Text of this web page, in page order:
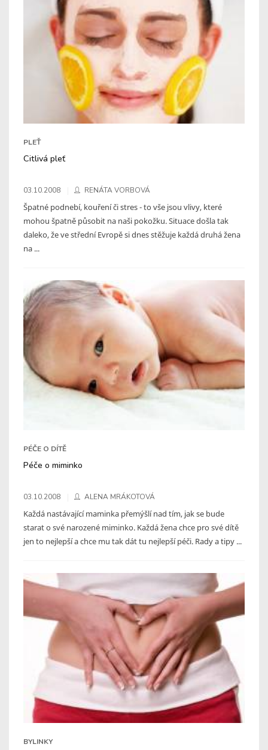
PLEŤ
Citlivá pleť
03.10.2008 RENÁTA VORBOVÁ
Špatné podnebí, kouření či stres - to vše jsou vlivy, které
mohou špatně působit na naši pokožku. Situace došla tak
daleko, že ve střední Evropě si dnes stěžuje každá druhá žena
na ...
PÉČE O DÍTĚ
Péče o miminko
03.10.2008 ALENA MRÁKOTOVÁ
Každá nastávající maminka přemýšlí nad tím, jak se bude
starat o své narozené miminko. Každá žena chce pro své dítě
jen to nejlepší a chce mu tak dát tu nejlepší péči. Rady a tipy ...
BYLINKY